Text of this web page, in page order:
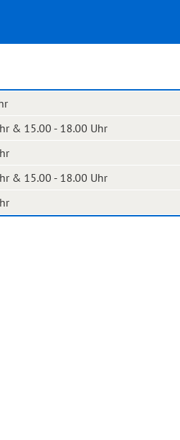
& 15.00 - 18.00 Uhr
& 15.00 - 18.00 Uhr